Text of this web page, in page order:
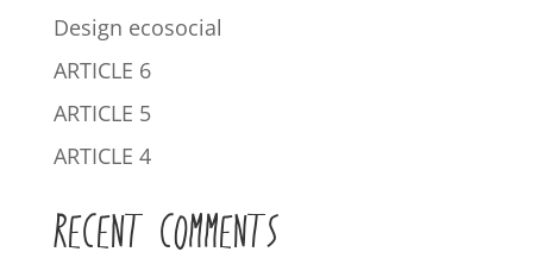
Design ecosocial
ARTICLE 6
ARTICLE 5
ARTICLE 4
RECENT COMMENTS